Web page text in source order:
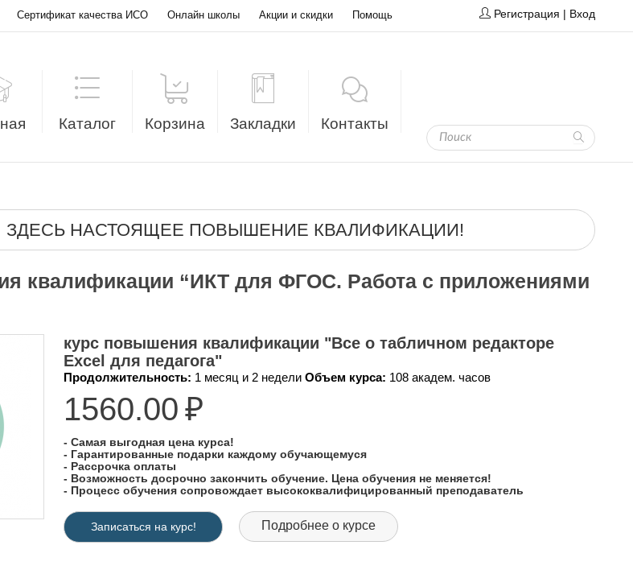
Сертификат качества ИСО Онлайн школы Акции и скидки Помощь Регистрация | Вход
Каталог Корзина Закладки Контакты
ЗДЕСЬ НАСТОЯЩЕЕ ПОВЫШЕНИЕ КВАЛИФИКАЦИИ!
квалификации “ИКТ для ФГОС. Работа с приложениями
курс повышения квалификации "Все о табличном редакторе
Excel для педагога"
Продолжительность: 1 месяц и 2 недели Объем курса: 108 академ. часов
1560.00 ₽
- Самая выгодная цена курса!
- Гарантированные подарки каждому обучающемуся
- Рассрочка оплаты
- Возможность досрочно закончить обучение. Цена обучения не меняется!
- Процесс обучения сопровождает высококвалифицированный преподаватель
Записаться на курс! Подробнее о курсе